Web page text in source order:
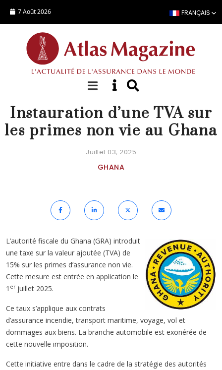
7 Août 2026 FRANÇAIS
ACTUALITÉ
Instauration d’une TVA sur
les primes non vie au Ghana
Juillet 03, 2025
GHANA
L’autorité fiscale du Ghana (GRA) introduit
une taxe sur la valeur ajoutée (TVA) de
15% sur les primes d’assurance non vie.
Cette mesure est entrée en application le
1 erjuillet 2025.
Ce taux s’applique aux contrats
d’assurance incendie, transport maritime, voyage, vol et
dommages aux biens. La branche automobile est exonérée de
cette nouvelle imposition.
Cette initiative entre dans le cadre de la stratégie des autorités